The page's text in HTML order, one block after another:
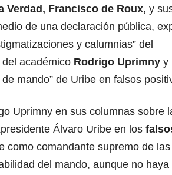
Verdad, Francisco de Roux, y
de una declaración pública,
y calumnias” del
académico Rodrigo Uprimny y
mando” de Uribe en falsos
Uprimny en sus columnas sobre
Álvaro Uribe en los
como comandante supremo de
del mando, aunque no haya